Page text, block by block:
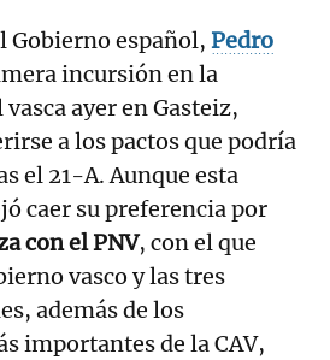
Gobierno español, Pedro
incursión en la
ayer en Gasteiz,
a los pactos que podría
el 21-A. Aunque esta
caer su preferencia por
con el PNV, con el que
vasco y las tres
además de los
importantes de la CAV,